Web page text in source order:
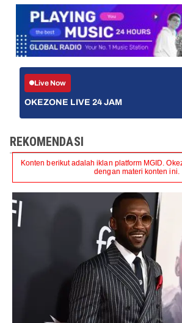
Live Now
OKEZONE LIVE 24 JAM